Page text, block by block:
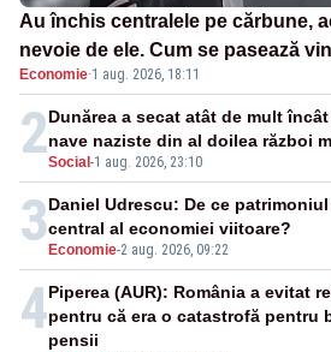
Au închis centralele pe cărbune,
nevoie de ele. Cum se pasează
energetică
Economie·1 aug. 2026, 18:11
2Social -1 aug. 2026, 23:10
Dunărea a secat atât de mult
nave naziste din al doilea război
3 Economie-2 aug. 2026, 09:22
Daniel Udrescu: De ce
central al economiei viitoare?
4Piperea (AUR): România a evitat
pentru că era o catastrofă pentru
pensii